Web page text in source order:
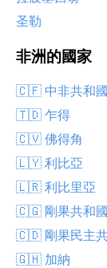
圣勒
非洲的國家
🇨🇫 中非共和國
🇹🇩 乍得
🇨🇻 佛得角
🇱🇾 利比亞
🇱🇷 利比里亞
🇨🇬 剛果共和國
🇨🇩 剛果民主
🇬🇭 加納